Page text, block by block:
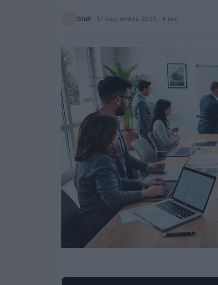
Staff · 17 septiembre 2025 · 4 min